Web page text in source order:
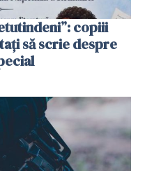
copiii
să scrie despre